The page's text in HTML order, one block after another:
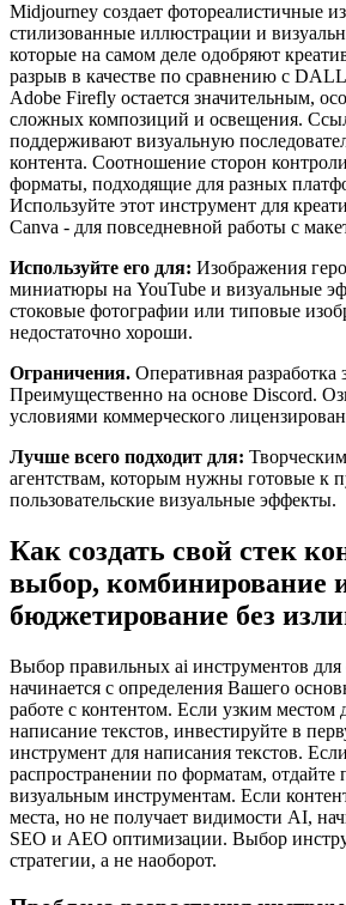
Midjourney создает фотореалистичные
стилизованные иллюстрации и
которые на самом деле одобряют
разрыв в качестве по сравнению с
Adobe Firefly остается значительным,
сложных композиций и освещения.
поддерживают визуальную
контента. Соотношение сторон
форматы, подходящие для разных
Используйте этот инструмент для
Canva - для повседневной работы с
Используйте его для: Изображения
миниатюры на YouTube и визуальные
стоковые фотографии или типовые
недостаточно хороши.
Ограничения. Оперативная разработка
Преимущественно на основе Discord.
условиями коммерческого
Лучше всего подходит для:
агентствам, которым нужны готовые к
пользовательские визуальные эффекты.
Как создать свой стек
выбор, комбинирование
бюджетирование без
Выбор правильных ai инструментов для
начинается с определения Вашего
работе с контентом. Если узким местом
написание текстов, инвестируйте в
инструмент для написания текстов.
распространении по форматам, отдайте
визуальным инструментам. Если
места, но не получает видимости AI,
SEO и AEO оптимизации. Выбор
стратегии, а не наоборот.